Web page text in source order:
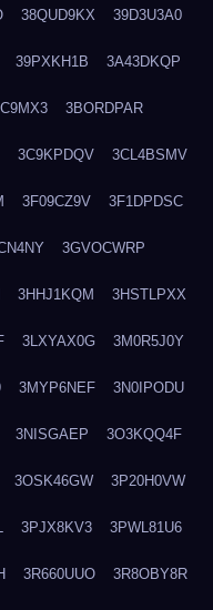
38QUD9KX 39D3U3A0
39PXKH1B 3A43DKQP
3BORDPAR
3C9KPDQV 3CL4BSMV
3F09CZ9V 3F1DPDSC
3GVOCWRP
3HHJ1KQM 3HSTLPXX
3LXYAX0G 3M0R5J0Y
3MYP6NEF 3N0IPODU
3NISGAEP 3O3KQQ4F
3OSK46GW 3P20H0VW
3PJX8KV3 3PWL81U6
3R660UUO 3R8OBY8R